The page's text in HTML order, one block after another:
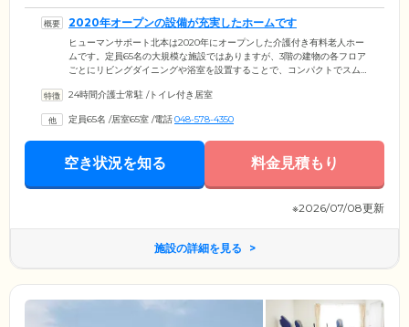
2020年オープンの設備が充実したホームです
ヒューマンサポート北本は2020年にオープンした介護付き有料老人ホー
ムです。定員65名の大規模な施設ではありますが、3階の建物の各フロア
ごとにリビングダイニングや浴室を設置することで、コンパクトでスム
ライベート空間で自由にお過ごしいただけます。ご自宅から家具などを
しください。建物はバリアフリー設計で廊下の幅を広めに確保。車いす
や杖をご利用の方も安全に移動できるよう配慮しています。
24時間介護士常駐 /トイレ付き居室
定員65名 /居室65室 /電話048-578-4350
空き状況を知る 料金見積もり
※2026/07/08更新
施設の詳細を見る